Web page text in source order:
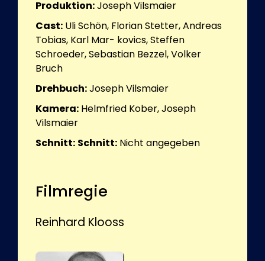
Produktion:Joseph Vilsmaier
Cast: Uli Schön, Florian Stetter, Andreas
Tobias, Karl Mar- kovics, Steffen
Schroeder, Sebastian Bezzel, Volker
Bruch
Drehbuch:Joseph Vilsmaier
Kamera: Helmfried Kober, Joseph
Vilsmaier
Schnitt: Schnitt: Nicht angegeben
Filmregie
Reinhard Klooss